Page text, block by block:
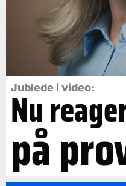
Jublede i video:
Nu
på